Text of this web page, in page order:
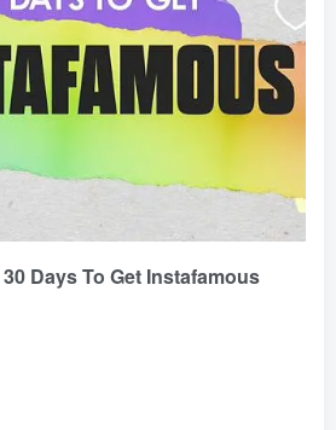
Days To Get Instafamous